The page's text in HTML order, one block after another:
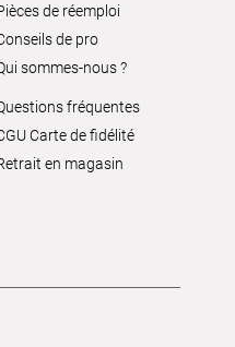
de réemploi
de pro
sommes-nous ?
fréquentes
Carte de fidélité
en magasin